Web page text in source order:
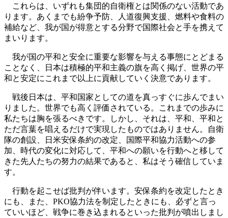
これらは、いずれも集団的自衛権とは関係のない活動であ
ります。あくまでも紛争予防、人道復興支援、燃料や食料の
補給など、我が国が得意とする分野で国際社会と手を携えて
まいります。
我が国の平和と安全に重要な影響を与える事態にとどまる
ことなく、日本は積極的平和主義の旗を高く掲げ、世界の平
和と安定にこれまで以上に貢献していく決意であります。
戦後日本は、平和国家としての道を真っすぐに歩んでまい
りました。世界でも高く評価されている。これまでの歩みに
私たちは胸を張るべきです。しかし、それは、平和、平和と
ただ言葉を唱えるだけで実現したものではありません。自衛
隊の創設、日米安保条約の改定、国際平和協力活動への参
加、時代の変化に対応して、平和への願いを行動へと移して
きた先人たちの努力の結果であると、私はそう確信していま
す。
行動を起こせば批判が伴います。安保条約を改定したとき
にも、また、PKO協力法を制定したときにも、必ずと言っ
ていいほど、戦争に巻き込まれるといった批判が噴出しまし